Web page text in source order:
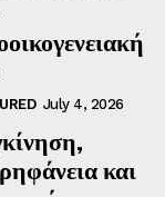
July 4, 2026
και